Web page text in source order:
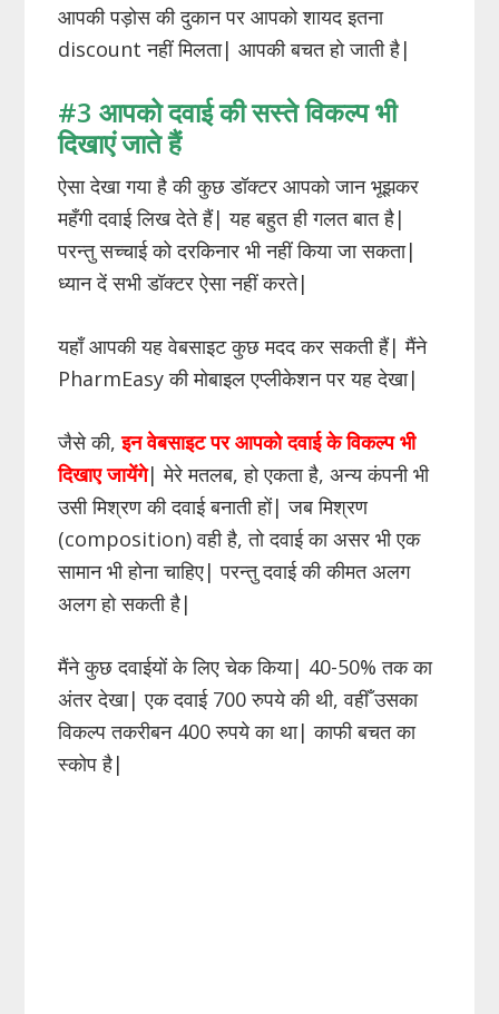
आपकी पड़ोस की दुकान पर आपको शायद इतना
discount नहीं मिलता| आपकी बचत हो जाती है|
#3 आपको दवाई की सस्ते विकल्प भी
दिखाएं जाते हैं
ऐसा देखा गया है की कुछ डॉक्टर आपको जान भूझकर
महँगी दवाई लिख देते हैं| यह बहुत ही गलत बात है|
परन्तु सच्चाई को दरकिनार भी नहीं किया जा सकता|
ध्यान दें सभी डॉक्टर ऐसा नहीं करते|
यहाँ आपकी यह वेबसाइट कुछ मदद कर सकती हैं| मैंने
PharmEasy की मोबाइल एप्लीकेशन पर यह देखा|
जैसे की,इन वेबसाइट पर आपको दवाई के विकल्प भी
दिखाए जायेंगे| मेरे मतलब, हो एकता है, अन्य कंपनी भी
उसी मिश्रण की दवाई बनाती हों| जब मिश्रण
(composition) वही है, तो दवाई का असर भी एक
सामान भी होना चाहिए| परन्तु दवाई की कीमत अलग
अलग हो सकती है|
मैंने कुछ दवाईयों के लिए चेक किया| 40-50% तक का
अंतर देखा| एक दवाई 700 रुपये की थी, वहीँ उसका
विकल्प तकरीबन 400 रुपये का था| काफी बचत का
स्कोप है|